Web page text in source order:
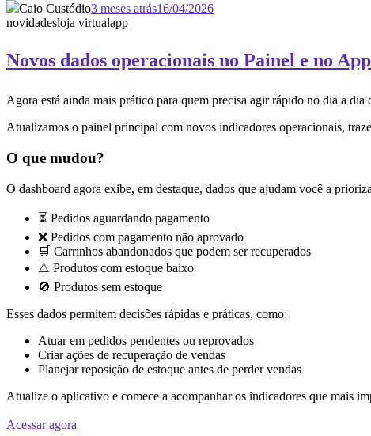
Caio Custódio3 meses atrás16/04/2026
novidadesloja virtualapp
Novos dados operacionais no Painel e no
Agora está ainda mais prático para quem precisa agir rápido no dia a dia
Atualizamos o painel principal com novos indicadores operacionais,
O que mudou?
O dashboard agora exibe, em destaque, dados que ajudam você a
⏳ Pedidos aguardando pagamento
❌ Pedidos com pagamento não aprovado
🛒 Carrinhos abandonados que podem ser recuperados
⚠️ Produtos com estoque baixo
🚫 Produtos sem estoque
Esses dados permitem decisões rápidas e práticas, como:
Atuar em pedidos pendentes ou reprovados
Criar ações de recuperação de vendas
Planejar reposição de estoque antes de perder vendas
Atualize o aplicativo e comece a acompanhar os indicadores que mais
Acessar agora